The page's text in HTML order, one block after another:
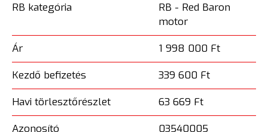
RB kategória
RB - Red Baron
motor
Ár
1 998 000 Ft
Kezdő befizetés
339 600 Ft
Havi törlesztőrészlet
63 669 Ft
Azonosító
03540005